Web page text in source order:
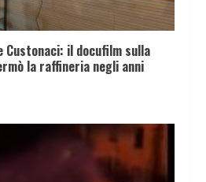
Custonaci: il docufilm sulla
la raffineria negli anni